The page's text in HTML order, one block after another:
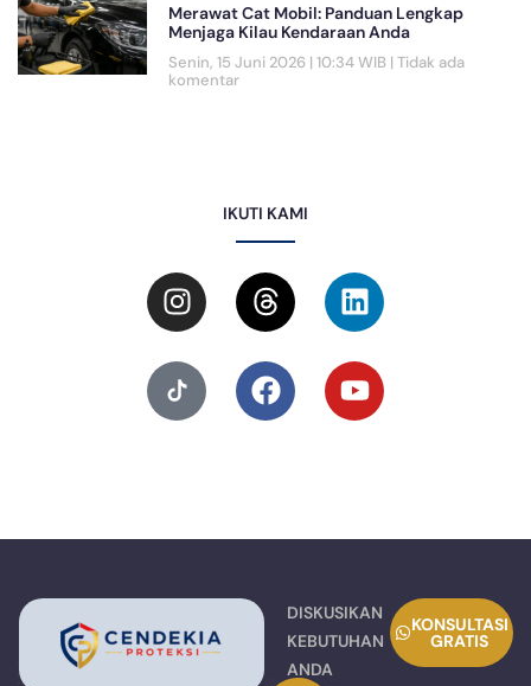
Merawat Cat Mobil: Panduan Lengkap
Menjaga Kilau Kendaraan Anda
Senin, 15 Juni 2026 | 10:34 WIB Tidak ada
komentar
IKUTI KAMI
DISKUSIKAN
KEBUTUHAN
ANDA
KONSULTASI
GRATIS